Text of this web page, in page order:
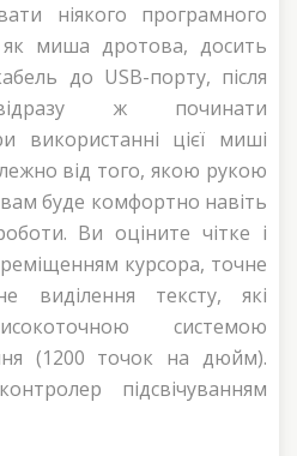
ніякого програмного
як миша дротова, досить
до USB-порту, після
ж починати
використанні цієї миші
від того, якою рукою
буде комфортно навіть
Ви оціните чітке і
курсора, точне
виділення тексту, які
системою
(1200 точок на дюйм).
підсвічуванням